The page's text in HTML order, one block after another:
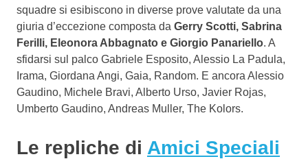
squadre si esibiscono in diverse prove valutate da una
giuria d’eccezione composta da Gerry Scotti, Sabrina
Ferilli, Eleonora Abbagnato e Giorgio Panariello. A
sfidarsi sul palco Gabriele Esposito, Alessio La Padula,
Irama, Giordana Angi, Gaia, Random. E ancora Alessio
Gaudino, Michele Bravi, Alberto Urso, Javier Rojas,
Umberto Gaudino, Andreas Muller, The Kolors.
Le repliche di Amici Speciali